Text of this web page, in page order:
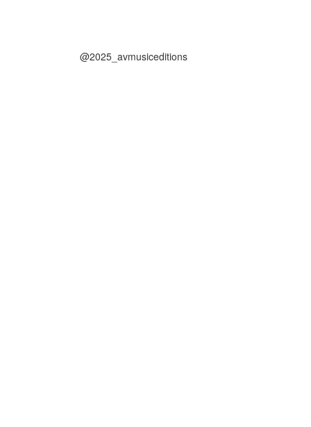
@2025_avmusiceditions